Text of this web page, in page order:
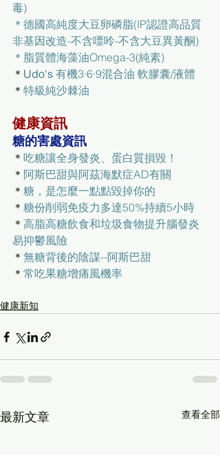
毒)
＊ 德國高純度大豆卵磷脂(IP認證高品質
非基因改造-不含嘌呤-不含大豆異黃酮)
＊ 脂質體海藻油Omega-3(純素)
＊ Udo's 有機3·6·9混合油 軟膠囊/液體
＊ 特級純沙棘油
健康資訊
糖的害處資訊
＊ 吃糖讓全身發炎、蛋白質損毀！
＊ 阿斯巴甜與阿茲海默症AD有關
＊ 糖，是怎麼一點點毀掉你的
＊ 糖份削弱免疫力多達50%持續5小時
＊ 高脂高糖飲食和垃圾食物提升腦發炎
易抑鬱風險
＊ 無糖背後的陰謀--阿斯巴甜
＊ 常吃果糖增痛風機率
健康新知
最新文章 查看全部